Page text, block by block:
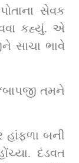
સેવક
કહ્યું. એ
સાચા ભાવે
તમને
હાંફળા બની
દંડવત